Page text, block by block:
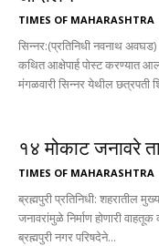
TIMES OF MAHARASHTRA
सिन्नर:(प्रतिनिधी नवनाथ
कथित आक्षेपार्ह पोस्ट करण्यात
मंगळवारी सिन्नर येथील छत्रपती
१४ मोकाट जनावरे
TIMES OF MAHARASHTRA
ब्रह्मपुरी प्रतिनिधी: शहरातील
जनावरांमुळे निर्माण होणारी
ब्रह्मपुरी नगर परिषदेने...